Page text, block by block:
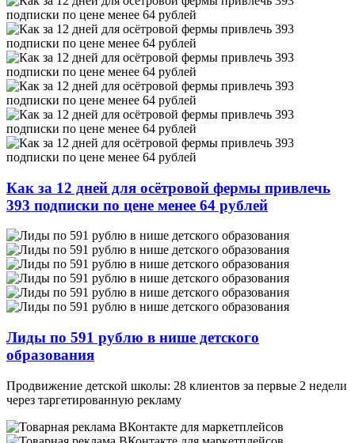
Как за 12 дней для осётровой фермы привлечь
393 подписки по цене менее 64 рублей
Лиды по 591 рублю в нише детского
образования
Продвижение детской школы: 28 клиентов за первые 2 недели
через таргетированную рекламу